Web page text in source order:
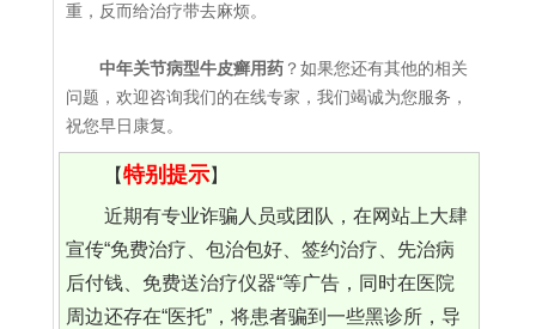
重，反而给治疗带去麻烦。
中年关节病型牛皮癣用药 ？如果您还有其他的相关
问题，欢迎咨询我们的在线专家，我们竭诚为您服务，
祝您早日康复。
【特别提示】
近期有专业诈骗人员或团队，在网站上大肆
宣传“免费治疗、包治包好、签约治疗、先治病
后付钱、免费送治疗仪器“等广告，同时在医院
周边还存在“医托”，将患者骗到一些黑诊所，导